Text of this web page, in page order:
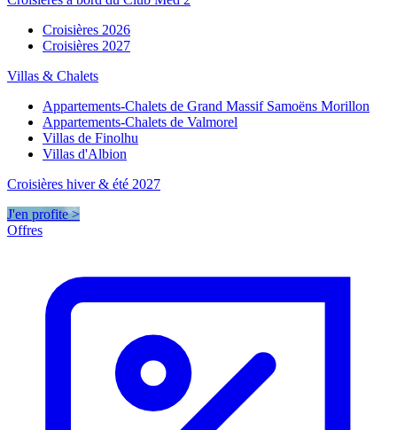
Croisières 2026
Croisières 2027
Villas & Chalets
Appartements-Chalets de Grand Massif Samoëns Morillon
Appartements-Chalets de Valmorel
Villas de Finolhu
Villas d'Albion
Croisières hiver & été 2027
J'en profite >
Offres